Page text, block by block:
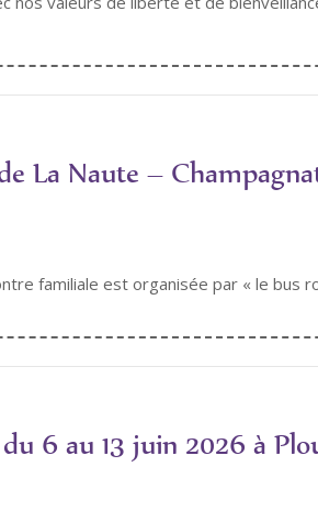
La Naute –
familiale est organisée par « le bus
6 au 13 juin 2026 à